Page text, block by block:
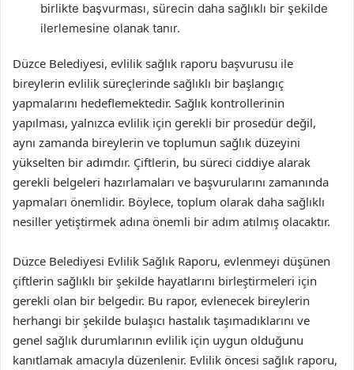
birlikte başvurması, sürecin daha sağlıklı bir şekilde
ilerlemesine olanak tanır.
Düzce Belediyesi, evlilik sağlık raporu başvurusu ile
bireylerin evlilik süreçlerinde sağlıklı bir başlangıç
yapmalarını hedeflemektedir. Sağlık kontrollerinin
yapılması, yalnızca evlilik için gerekli bir prosedür değil,
aynı zamanda bireylerin ve toplumun sağlık düzeyini
yükselten bir adımdır. Çiftlerin, bu süreci ciddiye alarak
gerekli belgeleri hazırlamaları ve başvurularını zamanında
yapmaları önemlidir. Böylece, toplum olarak daha sağlıklı
nesiller yetiştirmek adına önemli bir adım atılmış olacaktır.
Düzce Belediyesi Evlilik Sağlık Raporu, evlenmeyi düşünen
çiftlerin sağlıklı bir şekilde hayatlarını birleştirmeleri için
gerekli olan bir belgedir. Bu rapor, evlenecek bireylerin
herhangi bir şekilde bulaşıcı hastalık taşımadıklarını ve
genel sağlık durumlarının evlilik için uygun olduğunu
kanıtlamak amacıyla düzenlenir. Evlilik öncesi sağlık raporu,